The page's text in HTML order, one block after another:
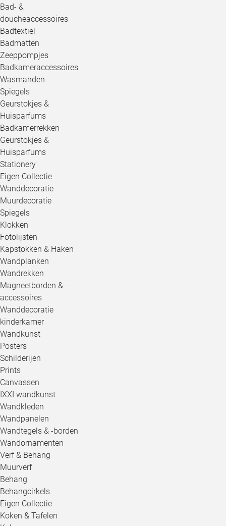
Bad- &
doucheaccessoires
Badtextiel
Badmatten
Zeeppompjes
Badkameraccessoires
Wasmanden
Spiegels
Geurstokjes &
Huisparfums
Badkamerrekken
Geurstokjes &
Huisparfums
Stationery
Eigen Collectie
Wanddecoratie
Muurdecoratie
Spiegels
Klokken
Fotolijsten
Kapstokken & Haken
Wandplanken
Wandrekken
Magneetborden & -
accessoires
Wanddecoratie
kinderkamer
Wandkunst
Posters
Schilderijen
Prints
Canvassen
IXXI wandkunst
Wandkleden
Wandpanelen
Wandtegels & -borden
Wandornamenten
Verf & Behang
Muurverf
Behang
Behangcirkels
Eigen Collectie
Koken & Tafelen